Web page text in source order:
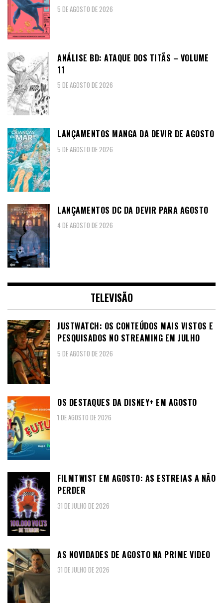
5 DE AGOSTO DE 2026
ANÁLISE BD: ATAQUE DOS TITÃS – VOLUME
11
5 DE AGOSTO DE 2026
LANÇAMENTOS MANGA DA DEVIR DE AGOSTO
5 DE AGOSTO DE 2026
LANÇAMENTOS DC DA DEVIR PARA AGOSTO
4 DE AGOSTO DE 2026
TELEVISÃO
JUSTWATCH: OS CONTEÚDOS MAIS VISTOS E
PESQUISADOS NO STREAMING EM JULHO
5 DE AGOSTO DE 2026
OS DESTAQUES DA DISNEY+ EM AGOSTO
1 DE AGOSTO DE 2026
FILMTWIST EM AGOSTO: AS ESTREIAS A NÃO
PERDER
31 DE JULHO DE 2026
AS NOVIDADES DE AGOSTO NA PRIME VIDEO
31 DE JULHO DE 2026